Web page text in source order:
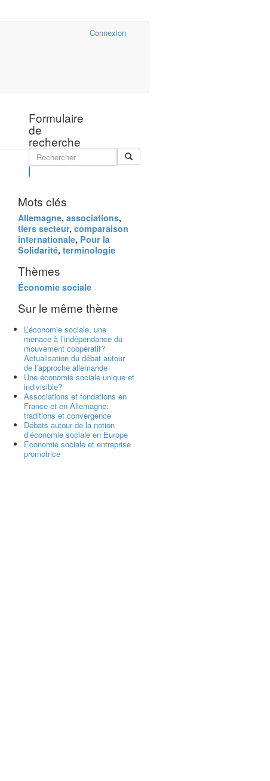
Connexion
Formulaire
de
recherche
Mots clés
Allemagne, associations,
tiers secteur, comparaison
internationale, Pour la
Solidarité, terminologie
Thèmes
Économie sociale
Sur le même thème
L’économie sociale, une
menace à l’indépendance du
mouvement coopératif?
Actualisation du débat autour
de l’approche allemande
Une économie sociale unique et
indivisible?
Associations et fondations en
France et en Allemagne:
traditions et convergence
Débats autour de la notion
d’économie sociale en Europe
Economie sociale et entreprise
promotrice